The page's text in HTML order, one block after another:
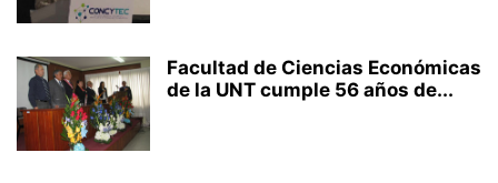
Facultad de Ciencias Económicas
de la UNT cumple 56 años de...